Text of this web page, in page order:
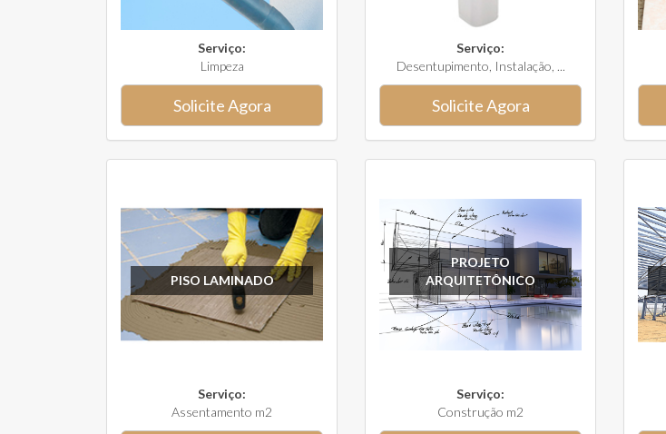
Serviço:
Limpeza
Solicite Agora
Serviço:
Desentupimento, Instalação, ...
Solicite Agora
PISO LAMINADO
Serviço:
Assentamento m2
PROJETO
ARQUITETÔNICO
Serviço:
Construção m2